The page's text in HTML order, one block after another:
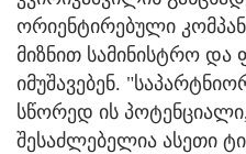
ორიენტირებული
მიზნით სამინისტრო
იმუშავებენ.
სწორედ ის
შესაძლებელია ასეთი